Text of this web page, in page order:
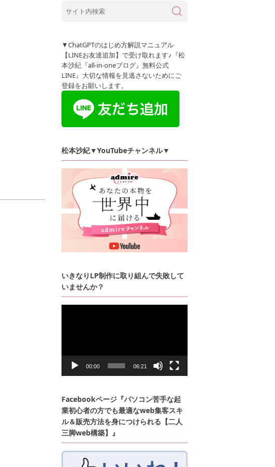
▼ChatGPTのはじめ方解説マニュアル
【LINEお友達追加】で受け取れます♪『松
本沙紀『all-in-oneブログ』無料公式
LINE』大切な情報を見逃さないためにご
登録をお願いします。
松本沙紀▼YouTubeチャンネル▼
いきなりLP制作に取り組んで失敗して
いませんか？
動
00:00 06:21
Facebookページ『パソコン苦手な起
業初心者の方でも最適なweb集客スキ
ル＆販売方法を身につけられる【二人
三脚web構築】』